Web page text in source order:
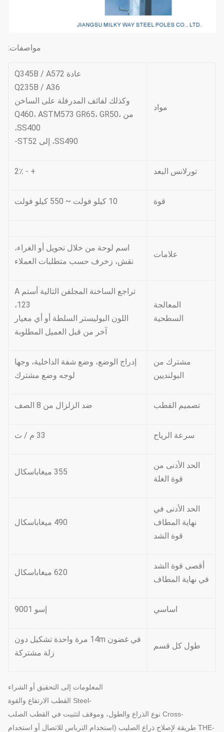
مواصفات:
مواد
عادة Q345B / A572
Q235B / A36
وكذلك لفائف المدرفلة على الساخن
من Q460، ASTM573 GR65، GR50،
SS400،
SS490، إلى ST52-
تورلانس البعد + - 2٪
قوة 10 كيلو فولت ~ 550 كيلو فولت
علامات
اسم لوحة من خلال تحويل أو الغراء،
نقش، زخرف حسب متطلبات العملاء
المعالجة
السطحية
تراجع الساخنة المجلفن التالية أستم A
123،
اللون البوليستر السلطة أو أي معيار
آخر من قبل العميل المطلوبة
مشترك من
البولنديين
إدراج الوضع، وضع شفة الداخلية، وجها
لوجه وضع مشترك
تصميم القطب ضد الزلزال من 8 الصف
سرعة الرياح 33 م / ث
الحد الأدنى من
قوة الغلة
355 ميغاباسكال
الحد الأدنى في
نهاية المطاف
قوة الشد
490 ميغاباسكال
أقصى قوة الشد
في نهاية المطاف
620 ميغاباسكال
اساسي إسو 9001
طول كل قسم
في غضون 14m مرة واحدة تشكيل دون
زلة مشتركة
المعلومات إلى التحقيق أو الشراء
-Steel القطب الارتفاع والقوة
-Cross نوع الذراع والطول، وموقف لتثبيت في القطب الصلب
-THE طريقة لإصلاح ذراع الصليب (استخدام الترباس للاتصال أو استخدام